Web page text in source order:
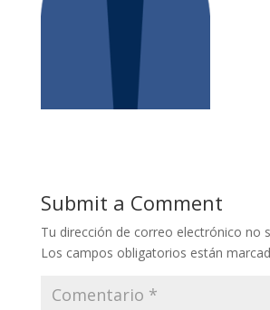
Submit a Comment
Tu dirección de correo electrónico no
Los campos obligatorios están